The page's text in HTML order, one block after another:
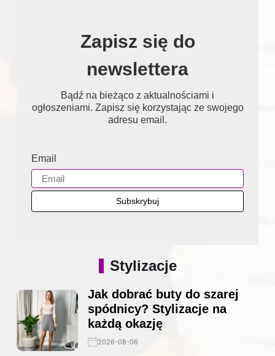
Zapisz się do
newslettera
Bądź na bieżąco z aktualnościami i
ogłoszeniami. Zapisz się korzystając ze swojego
adresu email.
Email
Stylizacje
Jak dobrać buty do szarej
spódnicy? Stylizacje na
każdą okazję
2026-08-06